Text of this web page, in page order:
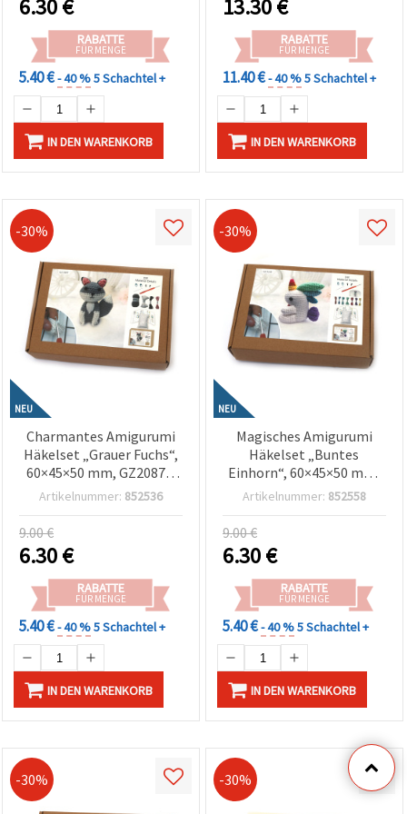
für Handarbeits- und
Kreativfans
6.30€
RABATTE
FÜR MENGE
5.40 €- 40 %5 Schachtel +
IN DEN WARENKORB
gemütliche Deko
13.30€
RABATTE
FÜR MENGE
11.40 €- 40 %5 Schachtel +
IN DEN WARENKORB
-30%
NEU
Charmantes Amigurumi
Häkelset „Grauer Fuchs“,
60×45×50 mm, GZ2087 –
Stilvolles DIY
Selbermachen, perfekt
als handgemachtes
Geschenk und für
gemütliche Wohndeko
Artikelnummer: 852536
9.00 €
6.30€
RABATTE
FÜR MENGE
5.40 €- 40 %5 Schachtel +
IN DEN WARENKORB
-30%
NEU
Magisches Amigurumi
Häkelset „Buntes
Einhorn“, 60×45×50 mm,
GZ2142 – Kreatives
Selbermachen, ideal als
handgemachtes
Geschenk und zauberhafte
Deko
Artikelnummer: 852558
9.00 €
6.30€
RABATTE
FÜR MENGE
5.40 €- 40 %5 Schachtel +
IN DEN WARENKORB
-30% -30%